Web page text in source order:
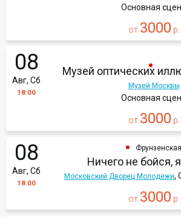
Основная
от 3000 р.
08
Авг, Сб
18:00
Музей оптических
Музей Москвы
Основная
от 3000 р.
08
Авг, Сб
18:00
Фрунзенская
Ничего не бойся,
Московский Дворец Молодежи,
от 3000 р.